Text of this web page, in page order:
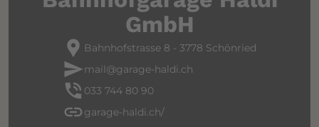
GmbH
location_pin Bahnhofstrasse 8 - 3778 Schönried
sendmail@garage-haldi.ch
phone_in_talk 033 744 80 90
link garage-haldi.ch/